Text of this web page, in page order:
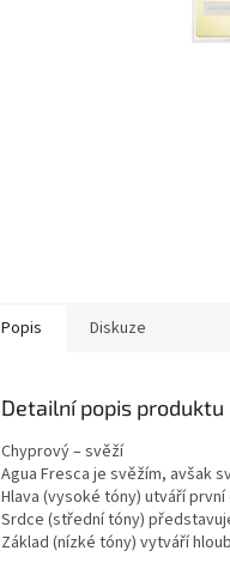
Popis Diskuze
Detailní popis produktu
Chyprový – svěží
Agua Fresca je svěžím, avšak
Hlava (vysoké tóny) utváří
Srdce (střední tóny)
Základ (nízké tóny) vytváří